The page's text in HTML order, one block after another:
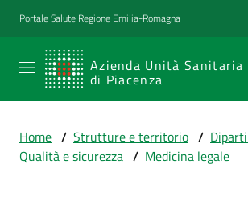
Vai al contenuto
Vai alla navigazione
Vai al footer
Portale Salute Regione Emilia-Romagna
Azienda Unità Sanitaria
di Piacenza
SERVIZIO
SANITARIO
Emilia-
Romagna
Home / Strutture e territorio /
Qualità e sicurezza / Medicina legale